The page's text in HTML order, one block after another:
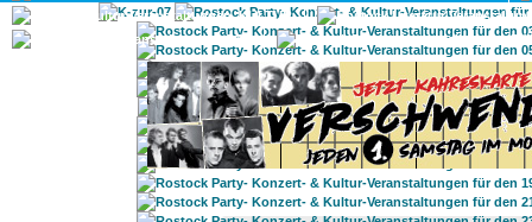
KULTUR
GAY